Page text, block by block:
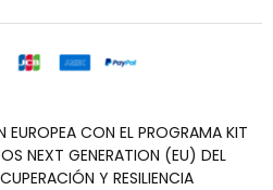
EUROPEA CON EL PROGRAMA KIT
NEXT GENERATION (EU) DEL
Y RESILIENCIA